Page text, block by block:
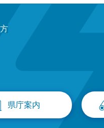
県庁案内